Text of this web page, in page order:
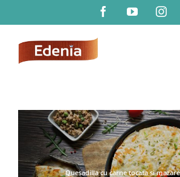
FacebookYouTube
Quesadilla cu carne tocata si